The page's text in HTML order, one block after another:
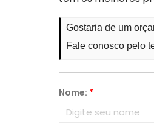
Gostaria de um
Fale conosco pelo
Nome: *